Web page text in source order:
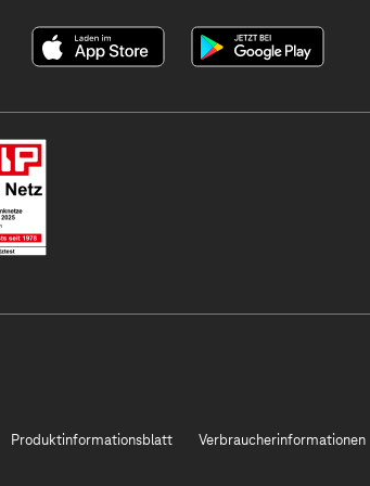
Produktinformationsblatt Verbraucherinformationen